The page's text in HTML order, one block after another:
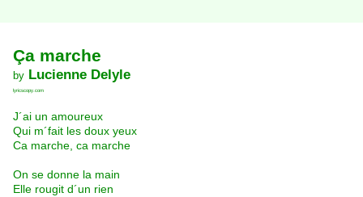
Ça marche
by Lucienne Delyle
lyricscopy.com
J´ai un amoureux
Qui m´fait les doux yeux
Ca marche, ca marche
On se donne la main
Elle rougit d´un rien